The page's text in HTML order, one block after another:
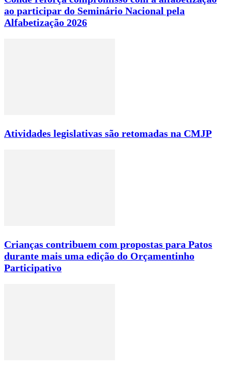
ao participar do Seminário Nacional pela
Alfabetização 2026
Atividades legislativas são retomadas na CMJP
Crianças contribuem com propostas para Patos
durante mais uma edição do Orçamentinho
Participativo